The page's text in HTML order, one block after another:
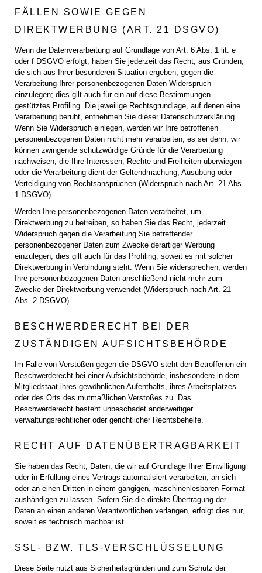
FÄLLEN SOWIE GEGEN
DIREKTWERBUNG (ART. 21 DSGVO)
Wenn die Datenverarbeitung auf Grundlage von Art. 6 Abs. 1 lit. e
oder f DSGVO erfolgt, haben Sie jederzeit das Recht, aus Gründen,
die sich aus Ihrer besonderen Situation ergeben, gegen die
Verarbeitung Ihrer personenbezogenen Daten Widerspruch
einzulegen; dies gilt auch für ein auf diese Bestimmungen
gestütztes Profiling. Die jeweilige Rechtsgrundlage, auf denen eine
Verarbeitung beruht, entnehmen Sie dieser Datenschutzerklärung.
Wenn Sie Widerspruch einlegen, werden wir Ihre betroffenen
personenbezogenen Daten nicht mehr verarbeiten, es sei denn, wir
können zwingende schutzwürdige Gründe für die Verarbeitung
nachweisen, die Ihre Interessen, Rechte und Freiheiten überwiegen
oder die Verarbeitung dient der Geltendmachung, Ausübung oder
Verteidigung von Rechtsansprüchen (Widerspruch nach Art. 21 Abs.
1 DSGVO).
Werden Ihre personenbezogenen Daten verarbeitet, um
Direktwerbung zu betreiben, so haben Sie das Recht, jederzeit
Widerspruch gegen die Verarbeitung Sie betreffender
personenbezogener Daten zum Zwecke derartiger Werbung
einzulegen; dies gilt auch für das Profiling, soweit es mit solcher
Direktwerbung in Verbindung steht. Wenn Sie widersprechen, werden
Ihre personenbezogenen Daten anschließend nicht mehr zum
Zwecke der Direktwerbung verwendet (Widerspruch nach Art. 21
Abs. 2 DSGVO).
BESCHWERDERECHT BEI DER
ZUSTÄNDIGEN AUFSICHTSBEHÖRDE
Im Falle von Verstößen gegen die DSGVO steht den Betroffenen ein
Beschwerderecht bei einer Aufsichtsbehörde, insbesondere in dem
Mitgliedstaat ihres gewöhnlichen Aufenthalts, ihres Arbeitsplatzes
oder des Orts des mutmaßlichen Verstoßes zu. Das
Beschwerderecht besteht unbeschadet anderweitiger
verwaltungsrechtlicher oder gerichtlicher Rechtsbehelfe.
RECHT AUF DATENÜBERTRAGBARKEIT
Sie haben das Recht, Daten, die wir auf Grundlage Ihrer Einwilligung
oder in Erfüllung eines Vertrags automatisiert verarbeiten, an sich
oder an einen Dritten in einem gängigen, maschinenlesbaren Format
aushändigen zu lassen. Sofern Sie die direkte Übertragung der
Daten an einen anderen Verantwortlichen verlangen, erfolgt dies nur,
soweit es technisch machbar ist.
SSL- BZW. TLS-VERSCHLÜSSELUNG
Diese Seite nutzt aus Sicherheitsgründen und zum Schutz der